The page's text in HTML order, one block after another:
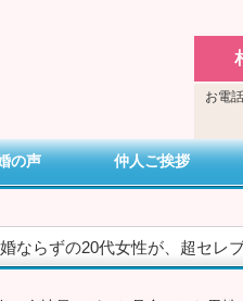
お電
の声 仲人ご挨拶
ならずの20代女性が、超セレ